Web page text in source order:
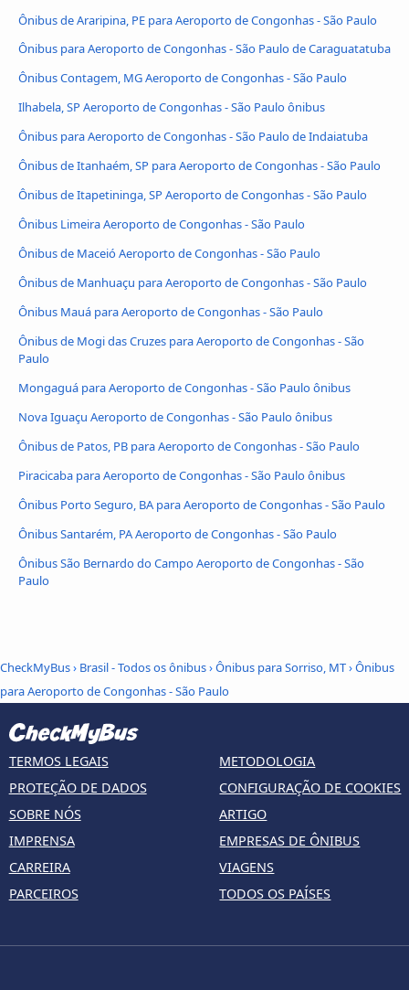
Ônibus de Araripina, PE para Aeroporto de Congonhas - São Paulo
Ônibus para Aeroporto de Congonhas - São Paulo de Caraguatatuba
Ônibus Contagem, MG Aeroporto de Congonhas - São Paulo
Ilhabela, SP Aeroporto de Congonhas - São Paulo ônibus
Ônibus para Aeroporto de Congonhas - São Paulo de Indaiatuba
Ônibus de Itanhaém, SP para Aeroporto de Congonhas - São Paulo
Ônibus de Itapetininga, SP Aeroporto de Congonhas - São Paulo
Ônibus Limeira Aeroporto de Congonhas - São Paulo
Ônibus de Maceió Aeroporto de Congonhas - São Paulo
Ônibus de Manhuaçu para Aeroporto de Congonhas - São Paulo
Ônibus Mauá para Aeroporto de Congonhas - São Paulo
Ônibus de Mogi das Cruzes para Aeroporto de Congonhas - São
Paulo
Mongaguá para Aeroporto de Congonhas - São Paulo ônibus
Nova Iguaçu Aeroporto de Congonhas - São Paulo ônibus
Ônibus de Patos, PB para Aeroporto de Congonhas - São Paulo
Piracicaba para Aeroporto de Congonhas - São Paulo ônibus
Ônibus Porto Seguro, BA para Aeroporto de Congonhas - São Paulo
Ônibus Santarém, PA Aeroporto de Congonhas - São Paulo
Ônibus São Bernardo do Campo Aeroporto de Congonhas - São
Paulo
CheckMyBus› Brasil - Todos os ônibus›Ônibus para Sorriso, MT›Ônibus
para Aeroporto de Congonhas - São Paulo
TERMOS LEGAIS
PROTEÇÃO DE DADOS
SOBRE NÓS
IMPRENSA
CARREIRA
PARCEIROS
METODOLOGIA
CONFIGURAÇÃO DE COOKIES
ARTIGO
EMPRESAS DE ÔNIBUS
VIAGENS
TODOS OS PAÍSES